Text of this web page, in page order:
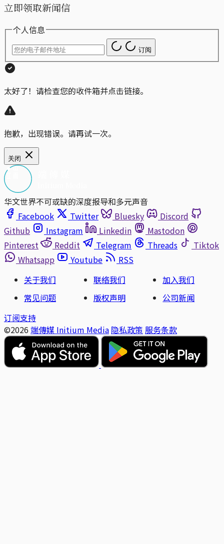
立即领取新闻信
个人信息
订阅
太好了！请检查您的收件箱并点击链接。
抱歉，出现错误。请再试一次。
关闭
华文世界不可或缺的深度报导和多元声音
Facebook
Twitter Bluesky
Discord
Github
Instagram Linkedin
Mastodon
Pinterest
Reddit Telegram Threads
Tiktok
Whatsapp
Youtube
RSS
关于我们
联络我们
加入我们
常见问题
版权声明
公司新闻
订阅支持
©2026 端傳媒 Initium Media 隐私政策 服务条款